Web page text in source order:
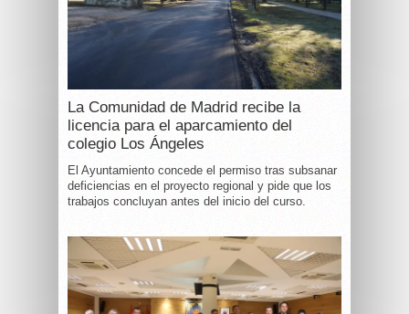
La Comunidad de Madrid recibe la
licencia para el aparcamiento del
colegio Los Ángeles
El Ayuntamiento concede el permiso tras subsanar
deficiencias en el proyecto regional y pide que los
trabajos concluyan antes del inicio del curso.